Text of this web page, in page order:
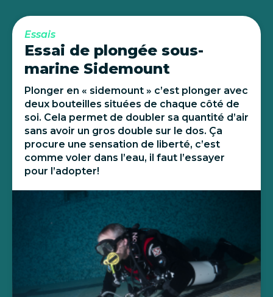
Essais
Essai de plongée sous-
marine Sidemount
Plonger en « sidemount » c’est plonger avec
deux bouteilles situées de chaque côté de
soi. Cela permet de doubler sa quantité d’air
sans avoir un gros double sur le dos. Ça
procure une sensation de liberté, c’est
comme voler dans l’eau, il faut l’essayer
pour l’adopter!